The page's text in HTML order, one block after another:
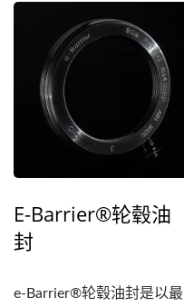
E-Barrier®轮毂油
封
e-Barrier®轮毂油封是以最